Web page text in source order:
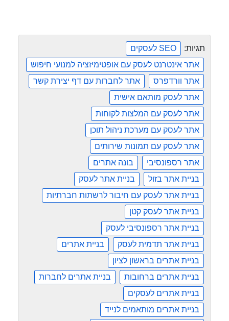
תגיות:
SEO לעסקים
אתר אינטרנט לעסק עם אופטימיזציה למנועי חיפוש
אתר וורדפרס
אתר לחברות עם דף יצירת קשר
אתר לעסק מותאם אישית
אתר לעסק עם המלצות לקוחות
אתר לעסק עם מערכת ניהול תוכן
אתר לעסק עם תמונות שירותים
אתר רספונסיבי
בונה אתרים
בניית אתר בזול
בניית אתר לעסק
בניית אתר לעסק עם חיבור לרשתות חברתיות
בניית אתר לעסק קטן
בניית אתר רספונסיבי לעסק
בניית אתר תדמית לעסק
בניית אתרים
בניית אתרים בראשון לציון
בניית אתרים ברחובות
בניית אתרים לחברות
בניית אתרים לעסקים
בניית אתרים מותאמים לנייד